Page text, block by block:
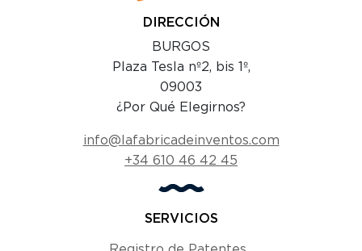
DIRECCIÓN
BURGOS
Plaza Tesla nº2, bis 1º,
09003
¿Por Qué Elegirnos?
info@lafabricadeinventos.com
+34 610 46 42 45
SERVICIOS